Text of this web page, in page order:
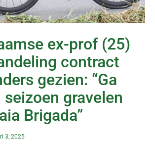
ex-prof (25)
contract
gezien: “Ga
gravelen
Brigada”
3, 2025